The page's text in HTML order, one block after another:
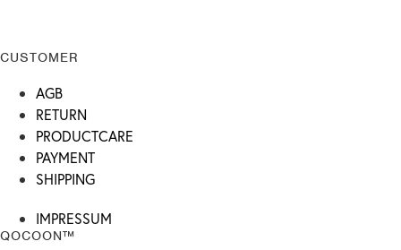
CUSTOMER
AGB
RETURN
PRODUCTCARE
PAYMENT
SHIPPING
IMPRESSUM
QOCOON™